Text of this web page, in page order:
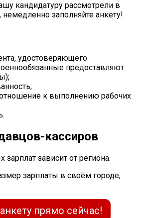
кандидатуру рассмотрели в
заполняйте анкету!
удостоверяющего
предоставляют
к выполнению рабочих
кассиров
зависит от региона.
зарплаты в своём городе,
прямо сейчас!